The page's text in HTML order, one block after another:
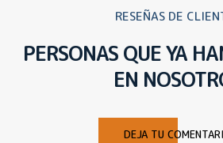
RESEÑAS DE
PERSONAS QUE YA
EN
DEJA TU